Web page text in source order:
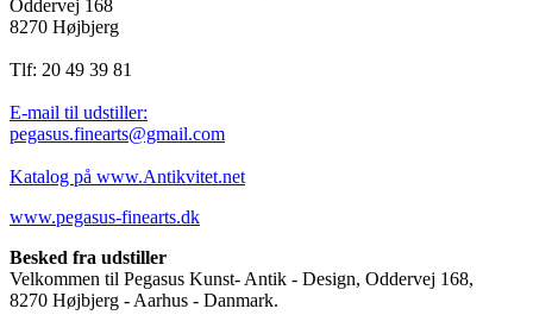
Oddervej 168
8270 Højbjerg
Tlf: 20 49 39 81
E-mail til udstiller:
pegasus.finearts@gmail.com
Katalog på www.Antikvitet.net
www.pegasus-finearts.dk
Besked fra udstiller
Velkommen til Pegasus Kunst- Antik - Design, Oddervej 168,
8270 Højbjerg - Aarhus - Danmark.